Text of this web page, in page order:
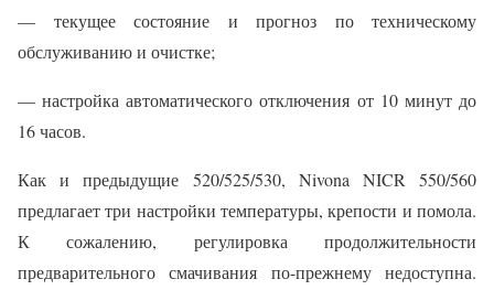
— текущее состояние и прогноз по техническому
обслуживанию и очистке;
— настройка автоматического отключения от 10 минут до
16 часов.
Как и предыдущие 520/525/530, Nivona NICR 550/560
предлагает три настройки температуры, крепости и помола.
К сожалению, регулировка продолжительности
предварительного смачивания по-прежнему недоступна.